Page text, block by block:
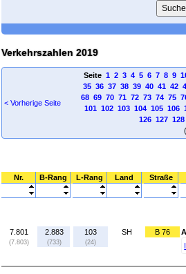
Verkehrszahlen 2019
< Vorherige Seite
Seite 1 2 3 4 5 6 7 8 9
35 36 37 38 39 40 41 42
68 69 70 71 72 73 74 75
101 102 103 104 105 106
126 127 128
Nr. B-Rang L-Rang Land Straße
7.801
(7.803)
2.883
(733)
103
(24)
SH B 76